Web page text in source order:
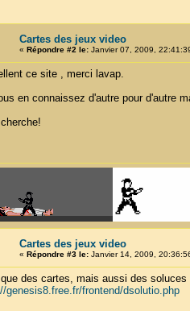
Cartes des jeux video
« Répondre #2 le:Janvier 07, 2009,
ce site , merci lavap.
en connaissez d'autre pour d'autre
Cartes des jeux video
« Répondre #3 le:Janvier 14, 2009,
des cartes, mais aussi des soluces
genesis8.free.fr/frontend/dsolutio.php